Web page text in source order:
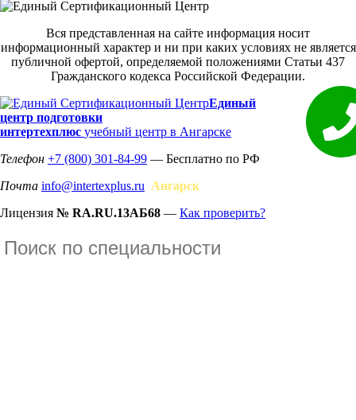
Вся представленная на сайте информация носит
информационный характер и ни при каких условиях не является
публичной офертой, определяемой положениями Статьи 437
Гражданского кодекса Российской Федерации.
Единый
центр подготовки
интертехплюс учебный центр в Ангарске
Телефон +7 (800) 301-84-99 — Бесплатно по РФ
Почта info@intertexplus.ru Ангарск
Лицензия № RA.RU.13АБ68 — Как проверить?